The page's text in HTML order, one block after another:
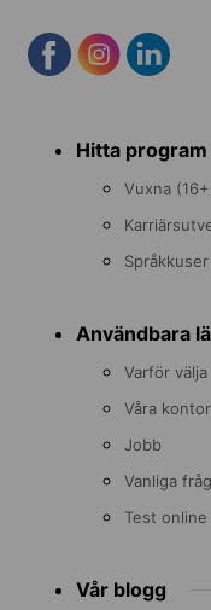
menu Hitta program
Vuxna
Användbara
Varför välja
Våra kontor
Jobb
Vanliga
Test online
Vår blogg